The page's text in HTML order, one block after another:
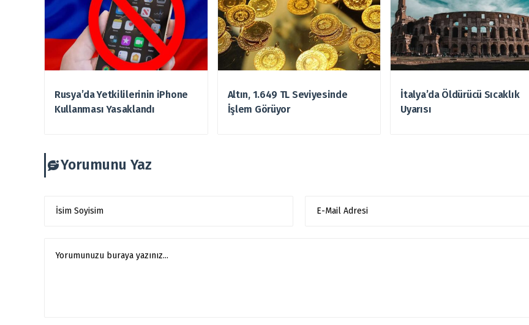
Rusya’da Yetkililerinin iPhone
Kullanması Yasaklandı
Altın, 1.649 TL Seviyesinde
İşlem Görüyor
İtalya’da Öldürücü Sıcaklık
Uyarısı
Yorumunu Yaz